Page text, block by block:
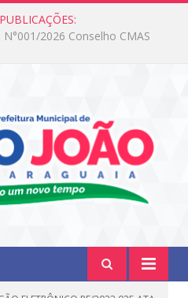
2026 Conselho CMAS